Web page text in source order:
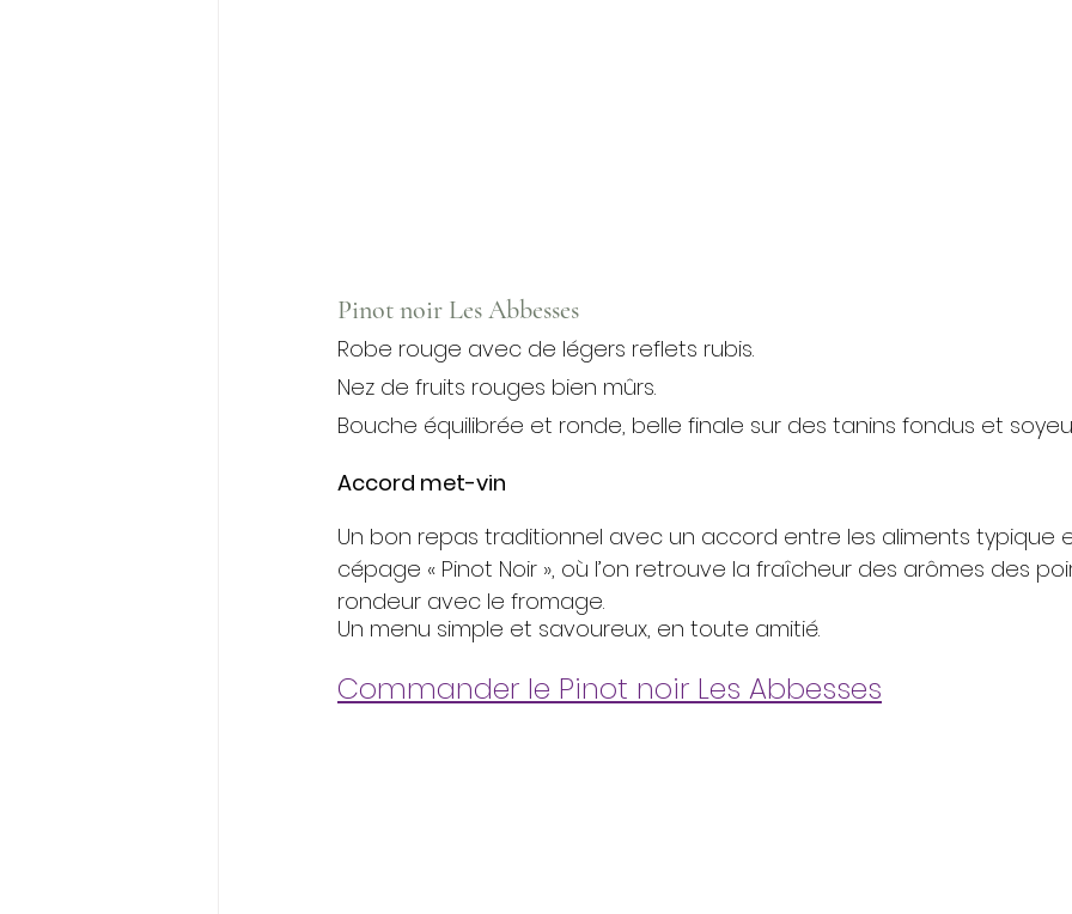
Pinot noir Les Abbesses
Robe rouge avec de légers reflets rubis.
Nez de fruits rouges bien mûrs.
Bouche équilibrée et ronde, belle finale sur des tanins fondus et
Accord met-vin
Un bon repas traditionnel avec un accord entre les aliments typique
cépage « Pinot Noir », où l’on retrouve la fraîcheur des arômes des
rondeur avec le fromage.
Un menu simple et savoureux, en toute amitié.
Commander le Pinot noir Les Abbesses